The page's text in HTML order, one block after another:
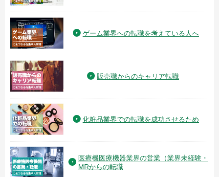
ゲーム業界への転職を考えている人へ
販売職からのキャリア転職
化粧品業界での転職を成功させるため
医療機医療機器業界の営業（業界未経験・
MRからの転職